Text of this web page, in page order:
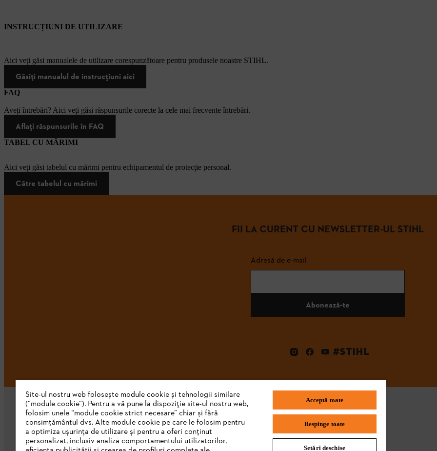
INSTRUCȚIUNI DE UTILIZARE
Aici veți găsi manualele de utilizare corespunzătoare pentru produsele noastre STIHL.
Găsiți manualul de instrucțiuni aici
FAQ
Aveți întrebări? Aici veți găsi răspunsurile corecte la cele mai frecvente întrebări.
Aflați răspunsurile în FAQ
TABEL CU MĂRIMI
Aici veți găsi tabelul cu mărimi pentru echipamentul de protecție personal.
Către tabelul cu mărimi
FII LA CURENT CU NEWSLETTER-UL STIHL
Adresă de e-mail
Abonează-te
#STIHL
Site-ul nostru web folosește module cookie și tehnologii similare
(“module cookie”). Pentru a vă pune la dispoziție site-ul nostru web,
folosim unele “module cookie strict necesare” chiar și fără
consimțământul dvs. Alte module cookie pe care le folosim pentru
a optimiza ușurința de utilizare și pentru a oferi conținut
personalizat, inclusiv analiza comportamentului utilizatorilor,
Acceptă toate
Respinge toate
Setări deschise